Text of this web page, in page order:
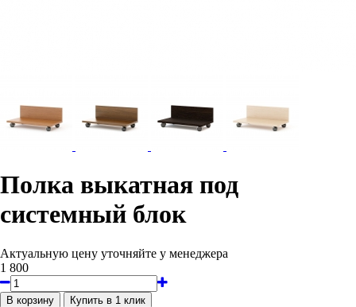
Полка выкатная под
системный блок
Актуальную цену уточняйте у менеджера
1 800